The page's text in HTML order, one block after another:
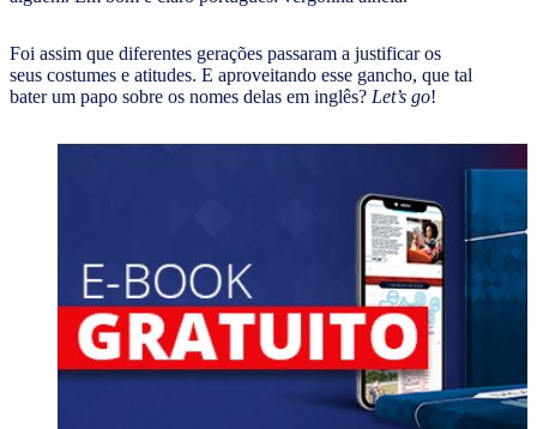
Foi assim que diferentes gerações passaram a justificar os
seus costumes e atitudes. E aproveitando esse gancho, que tal
bater um papo sobre os nomes delas em inglês? Let’s go!